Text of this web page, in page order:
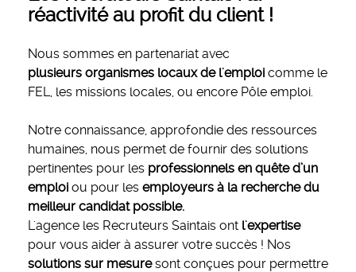
réactivité au profit du client !
Nous sommes en partenariat avec
plusieurs organismes locaux de l'emploi comme le
FEL, les missions locales, ou encore Pôle emploi.
Notre connaissance, approfondie des ressources
humaines, nous permet de fournir des solutions
pertinentes pour les professionnels en quête d’un
emploi ou pour les employeurs à la recherche du
meilleur candidat possible.
L'agence les Recruteurs Saintais ont l'expertise
pour vous aider à assurer votre succès ! Nos
solutions sur mesuresont conçues pour permettre